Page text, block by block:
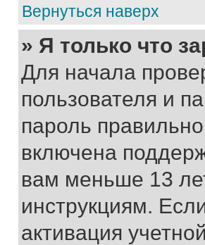
Вернуться наверх
» Я только что
Для начала
пользователя и
пароль
включена
вам меньше 13
инструкциям.
активация